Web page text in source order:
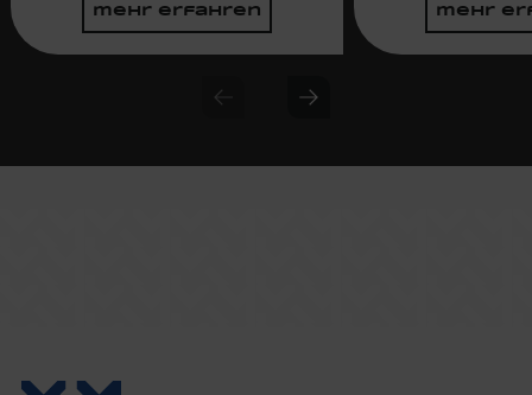
mehr erfahren mehr
Previous slide
Next slide